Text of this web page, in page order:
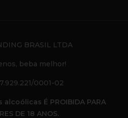
BRASIL LTDA
beba melhor!
0001-02
É PROIBIDA PARA
DE 18 ANOS.